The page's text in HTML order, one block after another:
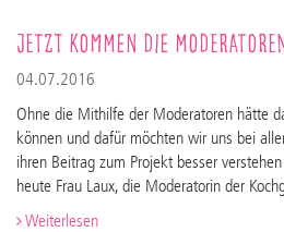
Jetzt kommen die
04.07.2016
Ohne die Mithilfe der Moderatoren hätte
können und dafür möchten wir uns bei
ihren Beitrag zum Projekt besser
heute Frau Laux, die Moderatorin der
Weiterlesen